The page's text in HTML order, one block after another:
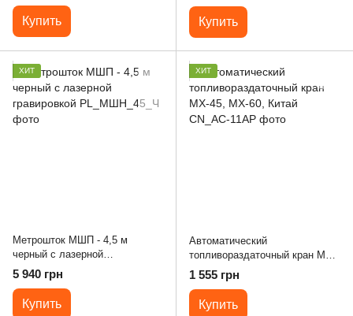
Купить Купить
ХИТ
Метрошток МШП - 4,5 м
черный с лазерной
гравировкой
5 940 грн
Купить
ХИТ
Автоматический
топливораздаточный кран MX-
45, MX-60, Китай
1 555 грн
Купить